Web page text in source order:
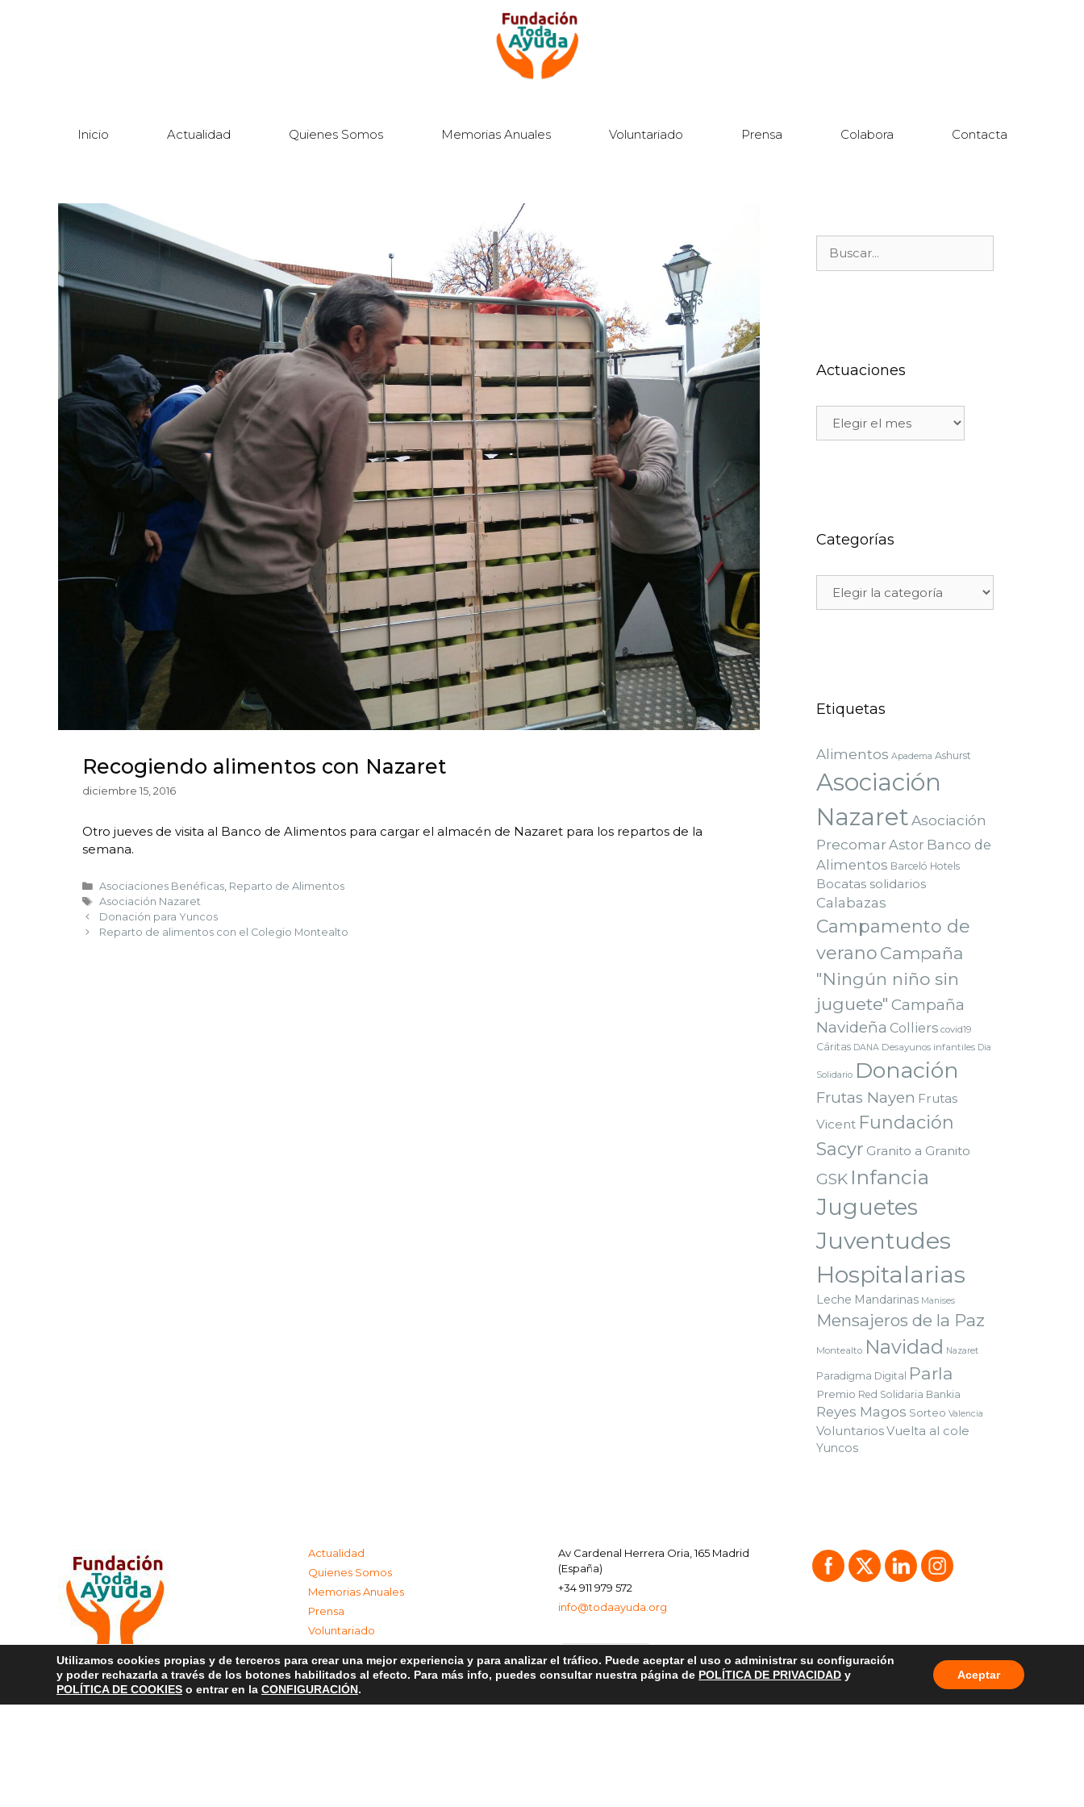
Inicio Actualidad Quienes Somos Memorias Anuales Voluntariado Prensa Colabora Contacta
Recogiendo alimentos con Nazaret
diciembre 15, 2016
Otro jueves de visita al Banco de Alimentos para cargar el almacén de Nazaret para los repartos de la
semana.
Asociaciones Benéficas, Reparto de Alimentos
Asociación Nazaret
Donación para Yuncos
Reparto de alimentos con el Colegio Montealto
Actuaciones
Categorías
Etiquetas
Alimentos Apadema Ashurst
Asociación
NazaretAsociación
PrecomarAstor Banco de
Alimentos Barceló Hotels
Bocatas solidarios
Calabazas
Campamento de
verano Campaña
"Ningún niño sin
juguete" Campaña
Navideña Colliers covid19
Cáritas DANA Desayunos infantiles Dia
Solidario Donación
Frutas Nayen Frutas
Vicent Fundación
Sacyr Granito a Granito
GSK Infancia
Juguetes
Juventudes
Hospitalarias
Leche Mandarinas Manises
Mensajeros de la Paz
Montealto Navidad Nazaret
Paradigma Digital Parla
Premio Red Solidaria Bankia
Reyes Magos Sorteo Valencia
VoluntariosVuelta al cole
Yuncos
Actualidad
Quienes Somos
Memorias Anuales
Prensa
Voluntariado
Contacta
Aviso Legal
Política de Privacidad
Av Cardenal Herrera Oria, 165 Madrid
(España)
+34 911 979 572
info@todaayuda.org
Utilizamos cookies propias y de terceros para crear una mejor experiencia y para analizar el tráfico. Puede aceptar el uso o administrar su configuración
y poder rechazarla a través de los botones habilitados al efecto. Para más info, puedes consultar nuestra página de POLÍTICA DE PRIVACIDAD y
POLÍTICA DE COOKIES o entrar en la CONFIGURACIÓN.
Aceptar